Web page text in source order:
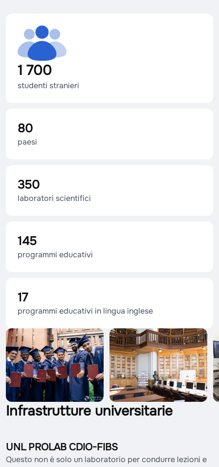
1 700
studenti stranieri
80
paesi
350
laboratori scientifici
145
programmi educativi
17
programmi educativi in lingua inglese
Infrastrutture universitarie
UNL PROLAB CDIO-FIBS
Questo non è solo un laboratorio per condurre lezioni e